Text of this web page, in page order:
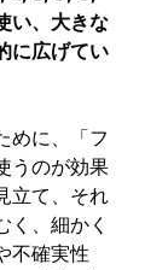
い、大きな
に広げてい
めに、「フ
うのが効果
立て、それ
く、細かく
不確実性